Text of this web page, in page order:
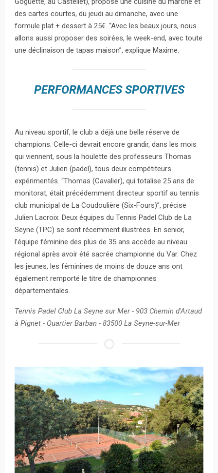
des cartes courtes, du jeudi au dimanche, avec une
formule plat + dessert à 25€. “Avec les beaux jours, nous
allons aussi proposer des soirées, le week-end, avec toute
une déclinaison de tapas maison”, explique Maxime.
PERFORMANCES SPORTIVES
Au niveau sportif, le club a déjà une belle réserve de
champions. Celle-ci devrait encore grandir, dans les mois
qui viennent, sous la houlette des professeurs Thomas
(tennis) et Julien (padel), tous deux compétiteurs
expérimentés. “Thomas (Cavalier), qui totalise 25 ans de
monitorat, était précédemment directeur sportif au tennis
club municipal de La Coudoulière (Six-Fours)”, précise
Julien Lacroix. Deux équipes du Tennis Padel Club de La
Seyne (TPC) se sont récemment illustrées. En senior,
l’équipe féminine des plus de 35 ans accède au niveau
régional après avoir été sacrée championne du Var. Chez
les jeunes, les féminines de moins de douze ans ont
également remporté le titre de championnes
départementales.
Tennis Padel Club La Seyne sur Mer - 903 Chemin d'Artaud
à Pignet - Quartier Barban - 83500 La Seyne-sur-Mer